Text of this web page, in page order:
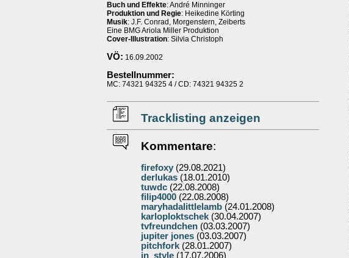
Buch und Effekte: André Minninger
Produktion und Regie: Heikedine Körting
Musik: J.F. Conrad, Morgenstern, Zeiberts
Eine BMG Ariola Miller Produktion
Cover-Illustration: Silvia Christoph
VÖ: 16.09.2002
Bestellnummer:
MC: 74321 94325 4 / CD: 74321 94325 2
Tracklisting anzeigen
Kommentare:
firefoxy (29.08.2021)
derlukas (18.01.2010)
tuwdc (22.08.2008)
filip4000 (22.08.2008)
maryhadalittlelamb (24.01.2008)
karloploktschek (30.04.2007)
tvfreundchen (03.03.2007)
jupiter jones (03.03.2007)
pitchfork (28.01.2007)
in_style (17.07.2006)